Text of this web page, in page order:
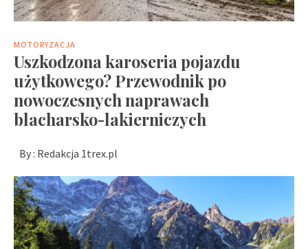
MOTORYZACJA
Uszkodzona karoseria pojazdu
użytkowego? Przewodnik po
nowoczesnych naprawach
blacharsko-lakierniczych
By : Redakcja 1trex.pl